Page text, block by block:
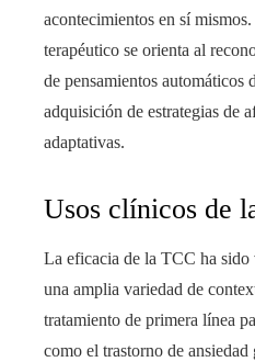
acontecimientos en sí
terapéutico se orienta al
de pensamientos automáticos
adquisición de estrategias de
adaptativas.
Usos clínicos de
La eficacia de la TCC ha sido
una amplia variedad de
tratamiento de primera línea
como el trastorno de